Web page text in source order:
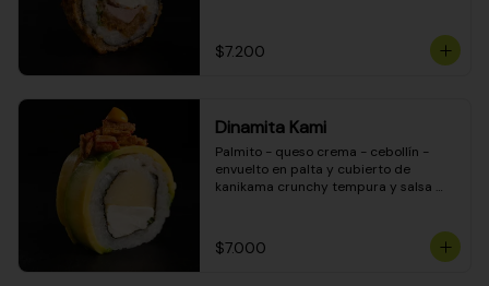
$7.200
Dinamita Kami
Palmito - queso crema - cebollín -
envuelto en palta y cubierto de
kanikama crunchy tempura y salsa
$7.000